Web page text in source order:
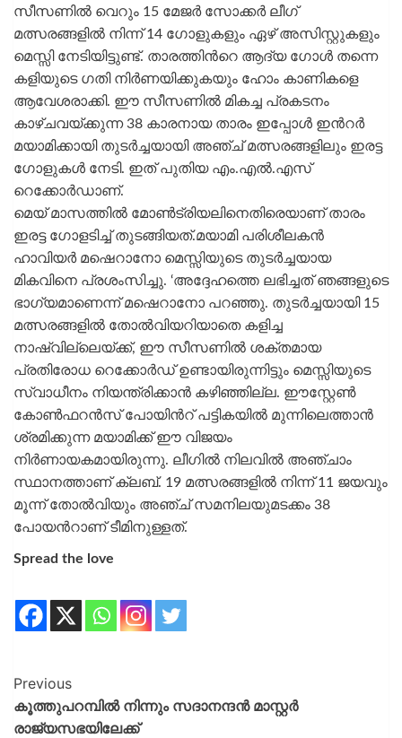
സീസണിൽ വെറും 15 മേജര്‍ സോക്കര്‍ ലീഗ്
മത്സരങ്ങളിൽ നിന്ന് 14 ഗോളുകളും ഏഴ് അസിസ്റ്റുകളും
മെസ്സി നേടിയിട്ടുണ്ട്. താരത്തിന്‍റെ ആദ്യ ഗോൾ തന്നെ
കളിയുടെ ഗതി നിർണയിക്കുകയും ഹോം കാണികളെ
ആവേശരാക്കി. ഈ സീസണിൽ മികച്ച പ്രകടനം
കാഴ്‌ചവയ്ക്കുന്ന 38 കാരനായ താരം ഇപ്പോൾ ഇന്‍റര്‍
മയാമിക്കായി തുടർച്ചയായി അഞ്ച് മത്സരങ്ങളിലും ഇരട്ട
ഗോളുകൾ നേടി. ഇത് പുതിയ എം.എല്‍.എസ്
റെക്കോർഡാണ്.
മെയ് മാസത്തിൽ മോൺട്രിയലിനെതിരെയാണ് താരം
ഇരട്ട ഗോളടിച്ച് തുടങ്ങിയത്.മയാമി പരിശീലകൻ
ഹാവിയർ മഷെറാനോ മെസ്സിയുടെ തുടർച്ചയായ
മികവിനെ പ്രശംസിച്ചു. ‘അദ്ദേഹത്തെ ലഭിച്ചത് ഞങ്ങളുടെ
ഭാഗ്യമാണെന്ന് മഷെറാനോ പറഞ്ഞു. തുടർച്ചയായി 15
മത്സരങ്ങളിൽ തോൽവിയറിയാതെ കളിച്ച
നാഷ്‌വില്ലെയ്ക്ക്, ഈ സീസണിൽ ശക്തമായ
പ്രതിരോധ റെക്കോർഡ് ഉണ്ടായിരുന്നിട്ടും മെസ്സിയുടെ
സ്വാധീനം നിയന്ത്രിക്കാൻ കഴിഞ്ഞില്ല. ഈസ്റ്റേൺ
കോൺഫറൻസ് പോയിന്‍റ് പട്ടികയിൽ മുന്നിലെത്താൻ
ശ്രമിക്കുന്ന മയാമിക്ക് ഈ വിജയം
നിർണായകമായിരുന്നു. ലീഗില്‍ നിലവില്‍ അഞ്ചാം
സ്ഥാനത്താണ് ക്ലബ്. 19 മത്സരങ്ങളില്‍ നിന്ന് 11 ജയവും
മൂന്ന് തോല്‍വിയും അഞ്ച് സമനിലയുമടക്കം 38
പോയന്‍റാണ് ടീമിനുള്ളത്.
Spread the love
Previous
കൂത്തുപറമ്പിൽ നിന്നും സദാനന്ദൻ മാസ്റ്റർ
രാജ്യസഭയിലേക്ക്